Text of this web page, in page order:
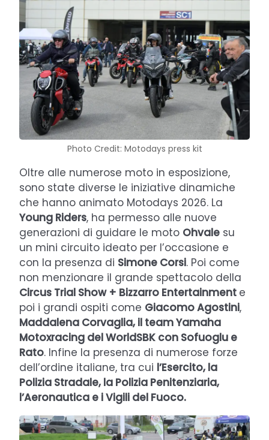
Photo Credit: Motodays press kit
Oltre alle numerose moto in esposizione,
sono state diverse le iniziative dinamiche
che hanno animato Motodays 2026. La
Young Riders, ha permesso alle nuove
generazioni di guidare le moto Ohvale su
un mini circuito ideato per l’occasione e
con la presenza di Simone Corsi. Poi come
non menzionare il grande spettacolo della
Circus Trial Show + Bizzarro Entertainment e
poi i grandi ospiti come Giacomo Agostini,
Maddalena Corvaglia, il team Yamaha
Motoxracing del WorldSBK con Sofuoglu e
Rato. Infine la presenza di numerose forze
dell’ordine italiane, tra cui l’Esercito, la
Polizia Stradale, la Polizia Penitenziaria,
l’Aeronautica e i Vigili del Fuoco.